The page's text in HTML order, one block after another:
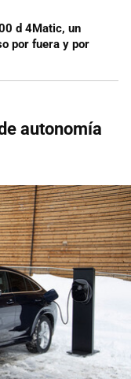
d 4Matic, un
por fuera y por
autonomía